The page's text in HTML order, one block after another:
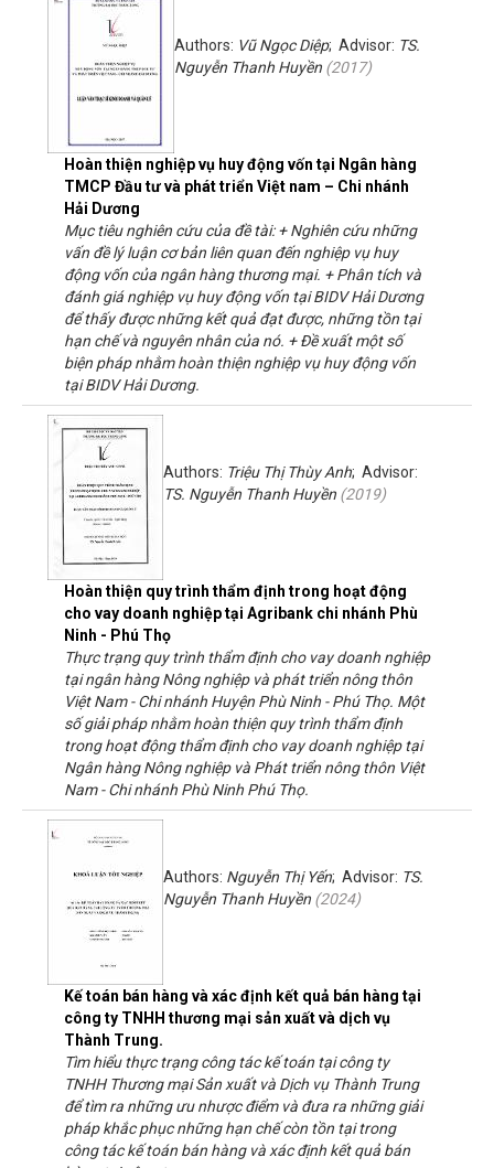
Hoàn thiện nghiệp vụ huy động vốn tại Ngân hàng
TMCP Đầu tư và phát triển Việt nam – Chi nhánh
Hải Dương
Authors: Vũ Ngọc Diệp; Advisor: TS.
Nguyễn Thanh Huyền (2017)
Mục tiêu nghiên cứu của đề tài: + Nghiên cứu những
vấn đề lý luận cơ bản liên quan đến nghiệp vụ huy
động vốn của ngân hàng thương mại. + Phân tích và
đánh giá nghiệp vụ huy động vốn tại BIDV Hải Dương
để thấy được những kết quả đạt được, những tồn tại
hạn chế và nguyên nhân của nó. + Đề xuất một số
biện pháp nhằm hoàn thiện nghiệp vụ huy động vốn
tại BIDV Hải Dương.
Hoàn thiện quy trình thẩm định trong hoạt động
cho vay doanh nghiệp tại Agribank chi nhánh Phù
Ninh - Phú Thọ
Authors: Triệu Thị Thùy Anh; Advisor:
TS. Nguyễn Thanh Huyền (2019)
Thực trạng quy trình thẩm định cho vay doanh nghiệp
tại ngân hàng Nông nghiệp và phát triển nông thôn
Việt Nam - Chi nhánh Huyện Phù Ninh - Phú Thọ. Một
số giải pháp nhằm hoàn thiện quy trình thẩm định
trong hoạt động thẩm định cho vay doanh nghiệp tại
Ngân hàng Nông nghiệp và Phát triển nông thôn Việt
Nam - Chi nhánh Phù Ninh Phú Thọ.
Kế toán bán hàng và xác định kết quả bán hàng tại
công ty TNHH thương mại sản xuất và dịch vụ
Thành Trung.
Authors: Nguyễn Thị Yến; Advisor: TS.
Nguyễn Thanh Huyền (2024)
Tìm hiểu thực trạng công tác kế toán tại công ty
TNHH Thương mại Sản xuất và Dịch vụ Thành Trung
để tìm ra những ưu nhược điểm và đưa ra những giải
pháp khắc phục những hạn chế còn tồn tại trong
công tác kế toán bán hàng và xác định kết quả bán